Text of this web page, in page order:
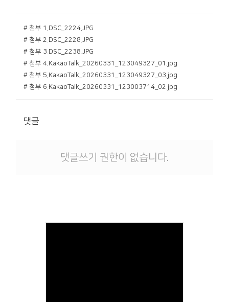
# 첨부 1.DSC_2224.JPG
# 첨부 2.DSC_2228.JPG
# 첨부 3.DSC_2238.JPG
# 첨부 4.KakaoTalk_20260331_123049327_01.jpg
# 첨부 5.KakaoTalk_20260331_123049327_03.jpg
# 첨부 6.KakaoTalk_20260331_123003714_02.jpg
댓글
댓글쓰기 권한이 없습니다.